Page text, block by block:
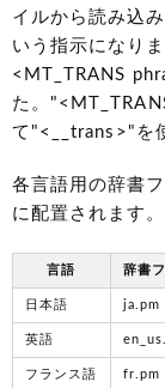
イルから読み込
いう指示になり
<MT_TRANS
た。
て"<__trans>"を
各言語用の辞書
に配置されます。
言語 辞書
日本語 ja.pm
英語
フランス語 fr.pm